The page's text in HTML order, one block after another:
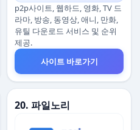
p2p사이트, 웹하드, 영화, TV 드
라마, 방송, 동영상, 애니, 만화,
유틸 다운로드 서비스 및 순위
제공.
사이트 바로가기
20. 파일노리